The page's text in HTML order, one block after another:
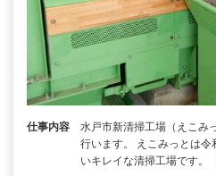
仕事内容
水戸市新清掃工場（えこみ
行います。 えこみっとは
いキレイな清掃工場です。